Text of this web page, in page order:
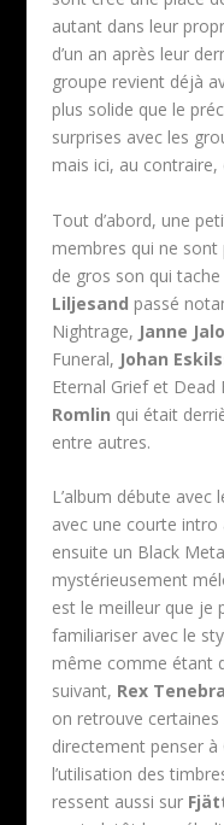
autant dans leur
d’un an après leur
groupe revient déjà
plus solide que le
surprises avec les
mais ici, au contraire,
Tout d’abord, une
membres qui ne
de gros son qui
Liljesand passé
Nightrage, Janne
Funeral, Johan
Eternal Grief et
Romlin qui était
entre autres.
L’album débute avec
avec une courte
ensuite un Black
mystérieusement
est le meilleur que je
familiariser avec le
même comme étant
suivant, Rex
on retrouve
directement penser
l’utilisation des
ressent aussi sur